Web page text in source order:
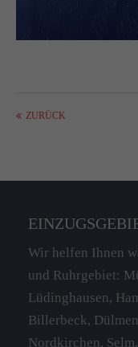
ZURÜCK
Wir helfen Ihnen
und Ruhrgebiet:
Lüdinghausen,
Billerbeck,
Nordkirchen,